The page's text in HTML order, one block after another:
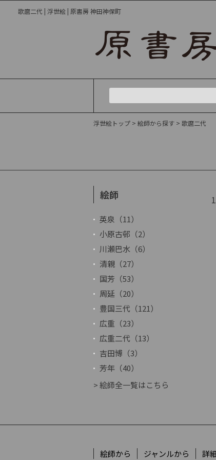
歌麿二代 | 浮世絵 | 原書房 神田神保町
浮世絵トップ > 絵師から探す > 歌麿二代
1
絵師
英泉（11）
小原古邨（2）
川瀬巴水（6）
清親（27）
国芳（53）
周延（20）
豊国三代（121）
広重（23）
広重二代（13）
吉田博（3）
芳年（40）
> 絵師全一覧はこちら
絵師から ジャンルから 詳